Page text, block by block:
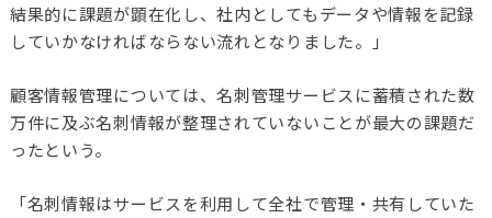
結果的に課題が顕在化し、社内としてもデータや情報を記録
していかなければならない流れとなりました。」
顧客情報管理については、名刺管理サービスに蓄積された数
万件に及ぶ名刺情報が整理されていないことが最大の課題だ
ったという。
「名刺情報はサービスを利用して全社で管理・共有していた